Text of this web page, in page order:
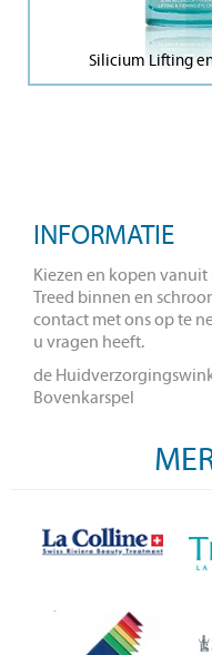
Silicium Lifting
INFORMATIE
Kiezen en kopen
Treed binnen en
contact met ons op te
u vragen heeft.
de
Bovenkarspel